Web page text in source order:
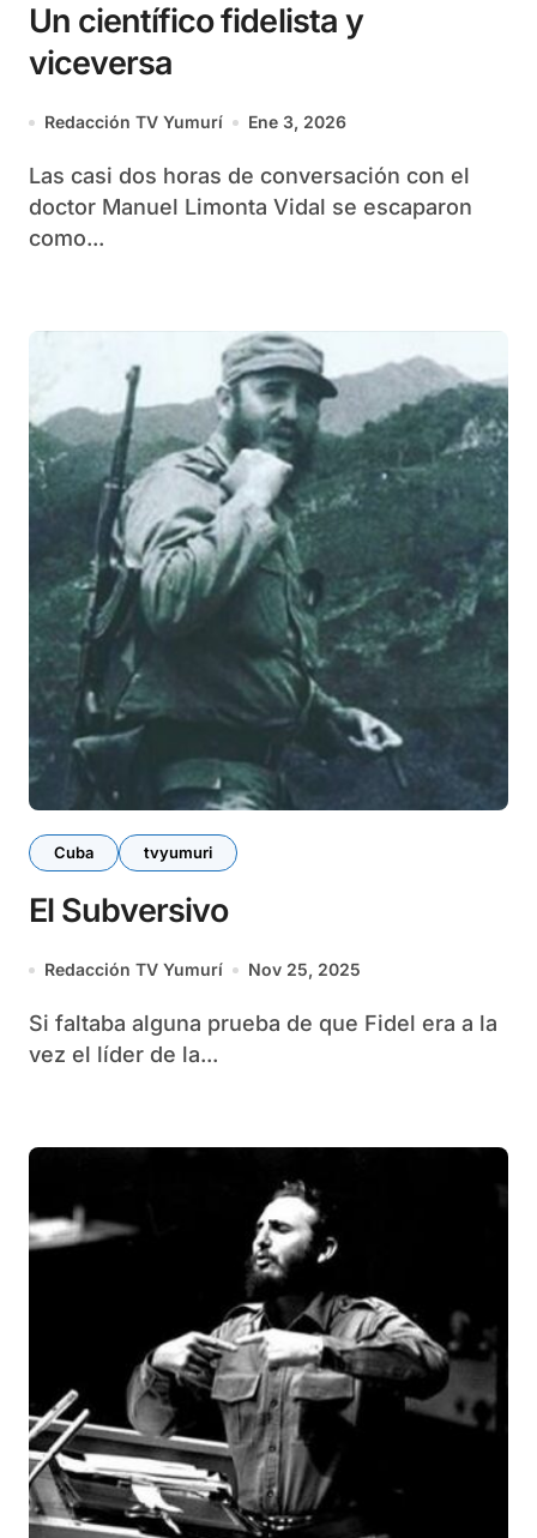
Un científico fidelista y
viceversa
Redacción TV Yumurí Ene 3, 2026
Las casi dos horas de con­versación con el
doctor Manuel Limonta Vidal se escaparon
como...
Cuba tvyumuri
El Subversivo
Redacción TV Yumurí Nov 25, 2025
Si faltaba alguna prueba de que Fidel era a la
vez el líder de la...